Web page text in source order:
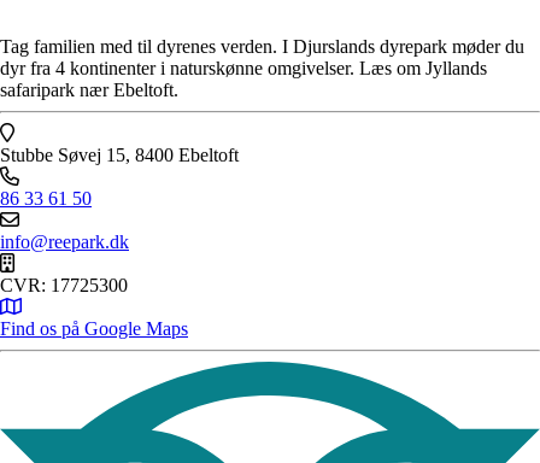
Tag familien med til dyrenes verden. I Djurslands dyrepark møder du
dyr fra 4 kontinenter i naturskønne omgivelser. Læs om Jyllands
safaripark nær Ebeltoft.
Stubbe Søvej 15, 8400 Ebeltoft
86 33 61 50
info@reepark.dk
CVR: 17725300
Find os på Google Maps